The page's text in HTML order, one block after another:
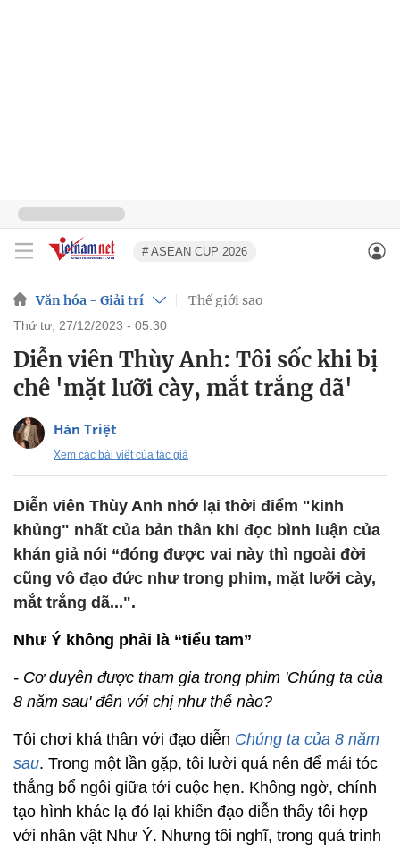
# ASEAN CUP 2026
Văn hóa - Giải trí Thế giới sao
thứ tư, 27/12/2023 - 05:30
Diễn viên Thùy Anh: Tôi sốc khi bị
chê 'mặt lưỡi cày, mắt trắng dã'
Hàn Triệt
Xem các bài viết của tác giả
Diễn viên Thùy Anh nhớ lại thời điểm "kinh
khủng" nhất của bản thân khi đọc bình luận của
khán giả nói “đóng được vai này thì ngoài đời
cũng vô đạo đức như trong phim, mặt lưỡi cày,
mắt trắng dã...".
Như Ý không phải là “tiểu tam”
- Cơ duyên được tham gia trong phim 'Chúng ta của
8 năm sau' đến với chị như thế nào?
Tôi chơi khá thân với đạo diễn Chúng ta của 8 năm
sau. Trong một lần gặp, tôi lười quá nên để mái tóc
thẳng bổ ngôi giữa tới cuộc hẹn. Không ngờ, chính
tạo hình khác lạ đó lại khiến đạo diễn thấy tôi hợp
với nhân vật Như Ý. Nhưng tôi nghĩ, trong quá trình